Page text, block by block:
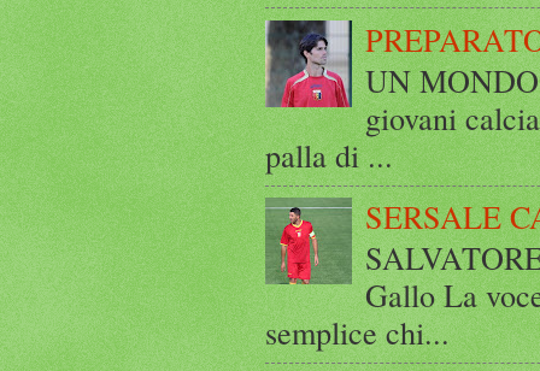
UN
giovani
palla di ...
SERSALE
Gallo La
semplice chi...